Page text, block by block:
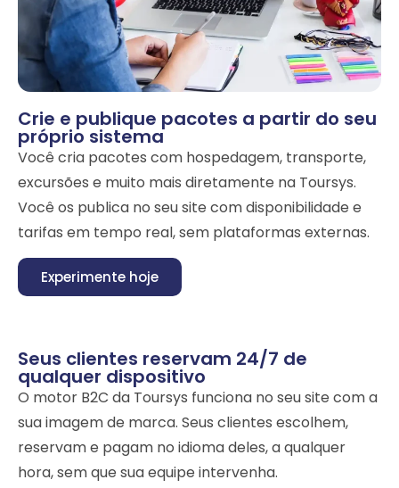
Crie e publique pacotes a partir do seu
próprio sistema
Você cria pacotes com hospedagem, transporte,
excursões e muito mais diretamente na Toursys.
Você os publica no seu site com disponibilidade e
tarifas em tempo real, sem plataformas externas.
Experimente hoje
Seus clientes reservam 24/7 de
qualquer dispositivo
O motor B2C da Toursys funciona no seu site com a
sua imagem de marca. Seus clientes escolhem,
reservam e pagam no idioma deles, a qualquer
hora, sem que sua equipe intervenha.